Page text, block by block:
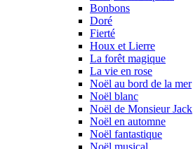
Bonbons
Doré
Fierté
Houx et Lierre
La forêt magique
La vie en rose
Noël au bord de la mer
Noël blanc
Noël de Monsieur Jack
Noël en automne
Noël fantastique
Noël musical